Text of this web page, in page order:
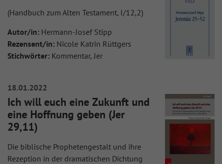
(Handbuch zum Alten Testament, I/12,2)
Autor/in: Hermann-Josef Stipp
Rezensent/in: Nicole Katrin Rüttgers
Stichwörter: Kommentar, Jer
18.01.2022
Ich will euch eine Zukunft und
eine Hoffnung geben (Jer
29,11)
Die biblische Prophetengestalt und ihre
Rezeption in der dramatischen Dichtung